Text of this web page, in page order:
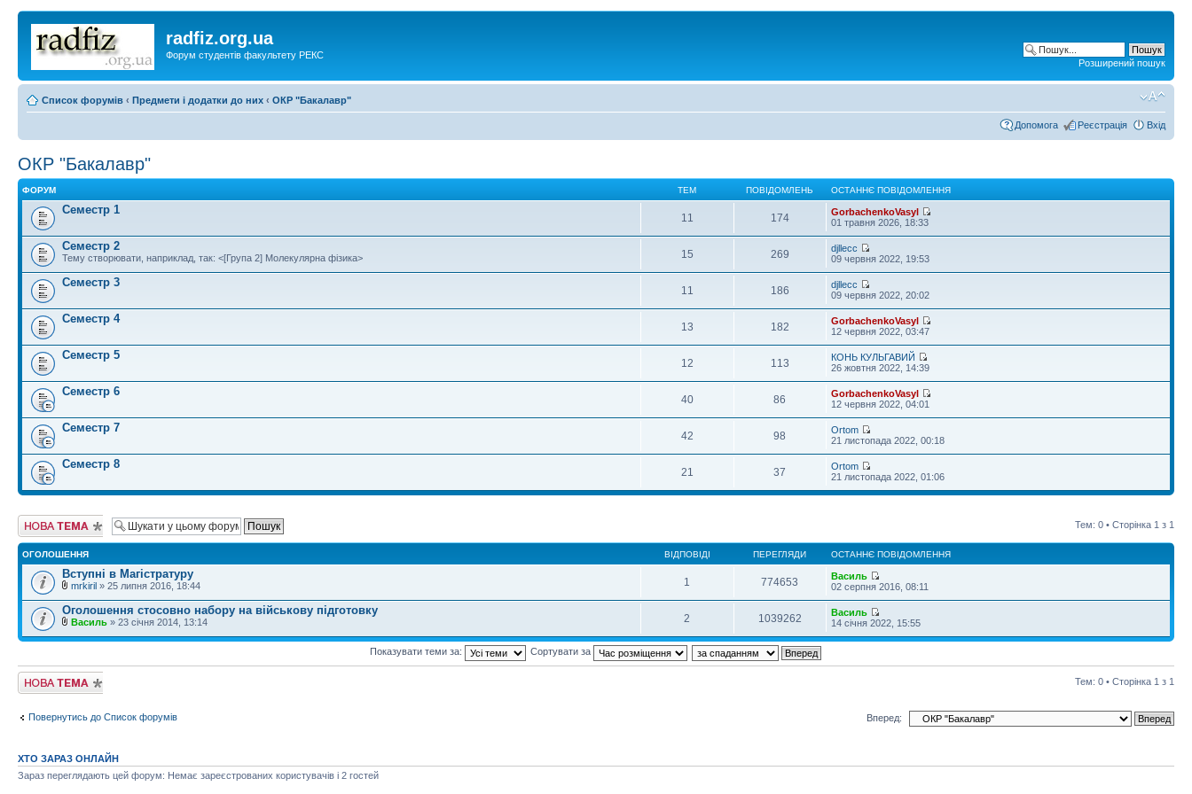
radfiz.org.ua
Форум студентів факультету РЕКС
Розширений пошук
Список форумів ‹ Предмети і додатки до них ‹ ОКР "Бакалавр"
Допомога Реєстрація Вхід
ОКР "Бакалавр"
ФОРУМ ТЕМ ПОВІДОМЛЕНЬ ОСТАННЄ ПОВІДОМЛЕННЯ
Семестр 1
11 174
GorbachenkoVasyl
01 травня 2026, 18:33
Семестр 2
Тему створювати, наприклад, так: <[Група 2] Молекулярна фізика> 15 269
djllecc
09 червня 2022, 19:53
Семестр 3
11 186
djllecc
09 червня 2022, 20:02
Семестр 4
13 182
GorbachenkoVasyl
12 червня 2022, 03:47
Семестр 5
12 113
КОНЬ КУЛЬГАВИЙ
26 жовтня 2022, 14:39
Семестр 6
40 86
GorbachenkoVasyl
12 червня 2022, 04:01
Семестр 7
42 98
Ortom
21 листопада 2022, 00:18
Семестр 8
21 37
Ortom
21 листопада 2022, 01:06
Створити нову
тему
Тем: 0 • Сторінка 1 з 1
ОГОЛОШЕННЯ ВІДПОВІДІ ПЕРЕГЛЯДИ ОСТАННЄ ПОВІДОМЛЕННЯ
Вступні в Магістратуру
mrkiril » 25 липня 2016, 18:44 1 774653
Василь
02 серпня 2016, 08:11
Оголошення стосовно набору на військову підготовку
Василь » 23 січня 2014, 13:14 2 1039262
Василь
14 січня 2022, 15:55
Показувати теми за: Сортувати за
Створити нову
тему
Тем: 0 • Сторінка 1 з 1
Повернутись до Список форумів Вперед:
ХТО ЗАРАЗ ОНЛАЙН
Зараз переглядають цей форум: Немає зареєстрованих користувачів і 2 гостей